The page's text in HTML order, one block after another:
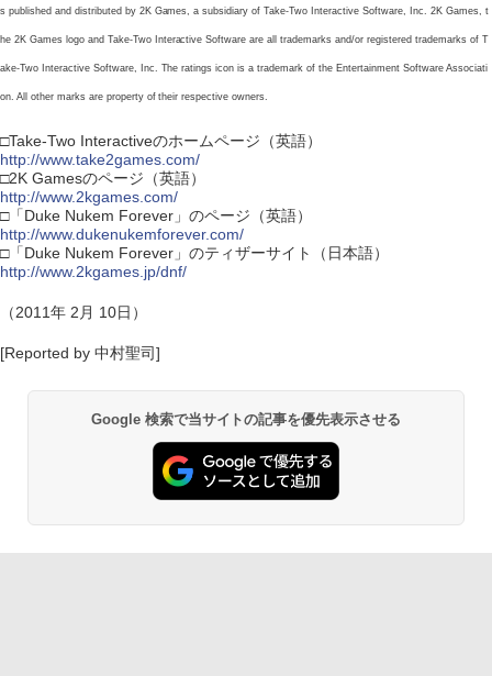
s published and distributed by 2K Games, a subsidiary of Take-Two Interactive Software, Inc. 2K Games, t
he 2K Games logo and Take-Two Interactive Software are all trademarks and/or registered trademarks of T
ake-Two Interactive Software, Inc. The ratings icon is a trademark of the Entertainment Software Associati
on. All other marks are property of their respective owners.
□Take-Two Interactiveのホームページ（英語）
http://www.take2games.com/
□2K Gamesのページ（英語）
http://www.2kgames.com/
□「Duke Nukem Forever」のページ（英語）
http://www.dukenukemforever.com/
□「Duke Nukem Forever」のティザーサイト（日本語）
http://www.2kgames.jp/dnf/
（2011年 2月 10日）
[Reported by 中村聖司]
Google 検索で当サイトの記事を優先表示させる